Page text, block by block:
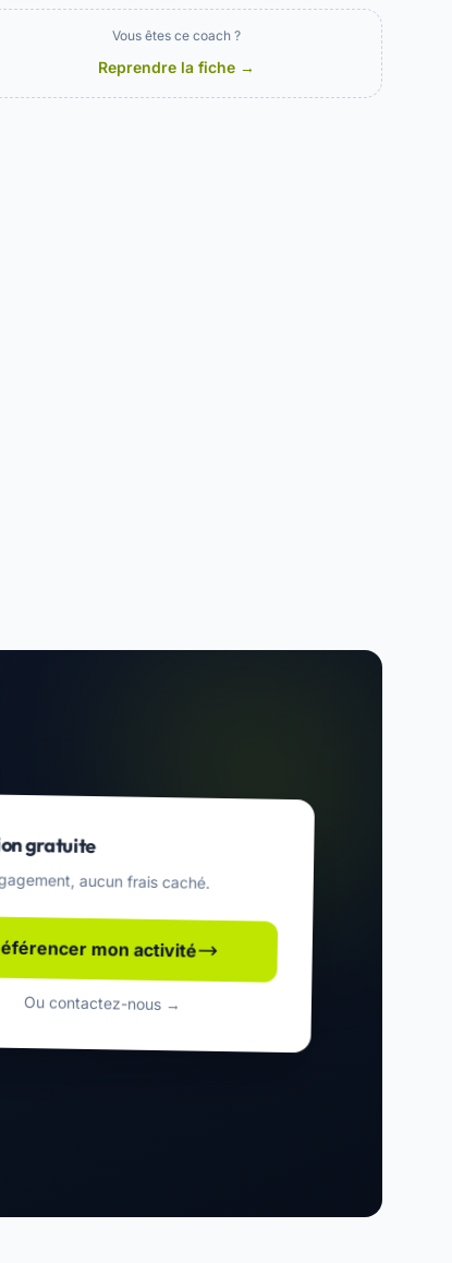
Vous êtes ce coach ?
Reprendre la fiche →
gratuite
aucun frais caché.
mon activité
Ou contactez-nous →